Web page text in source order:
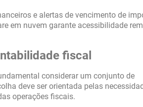
e alertas de vencimento de
em nuvem garante acessibilidade
fiscal
considerar um conjunto de
deve ser orientada pelas
operações fiscais.